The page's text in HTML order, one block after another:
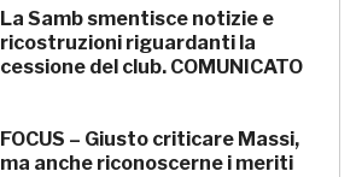
La Samb smentisce notizie e
ricostruzioni riguardanti la
cessione del club. COMUNICATO
FOCUS – Giusto criticare Massi,
ma anche riconoscerne i meriti